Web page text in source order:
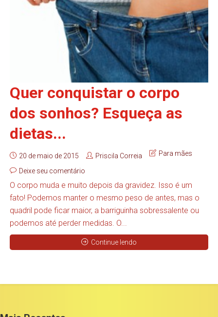
Quer conquistar o corpo
dos sonhos? Esqueça as
dietas...
20 de maio de 2015 Priscila Correia Para mães
Deixe seu comentário
O corpo muda e muito depois da gravidez. Isso é um
fato! Podemos manter o mesmo peso de antes, mas o
quadril pode ficar maior, a barriguinha sobressalente ou
podemos até perder medidas. O...
Continue lendo